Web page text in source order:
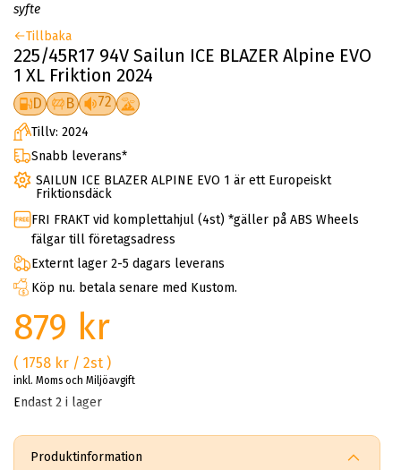
syfte
Tillbaka
225/45R17 94V Sailun ICE BLAZER Alpine EVO
1 XL Friktion 2024
D B 72
Tillv: 2024
Snabb leverans*
SAILUN ICE BLAZER ALPINE EVO 1 är ett Europeiskt
Friktionsdäck
FRI FRAKT vid komplettahjul (4st) *gäller på ABS Wheels
fälgar till företagsadress
Externt lager 2-5 dagars leverans
Köp nu. betala senare med Kustom.
879 kr
( 1758 kr / 2st )
inkl. Moms och Miljöavgift
Endast 2 i lager
Produktinformation